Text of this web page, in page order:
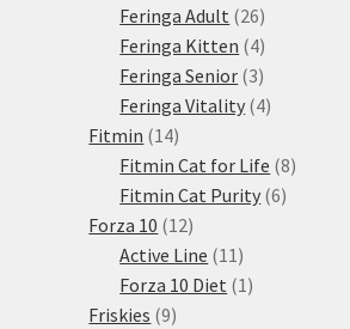
produktů
Feringa Adult 2626
produktů
Feringa Kitten 44
produkty
Feringa Senior 33
produkty
Feringa Vitality 44
Fitmin 1414
produktů
Fitmin Cat for Life 88
Fitmin Cat Purity 66
Forza 10 1212
produktů
Active Line 11 11
produktů
Forza 10 Diet 1 1
Friskies 99